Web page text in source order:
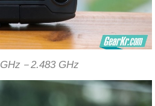
－2.483 GHz